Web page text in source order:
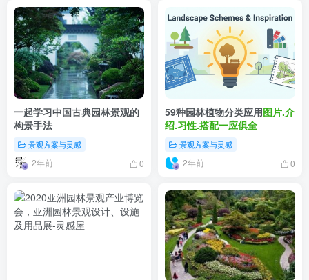
一起学习中国古典园林景观的
构景手法
景观方案与灵感
2年前 0
59种园林植物分类应用图片.介
绍.习性.搭配一应俱全
景观方案与灵感
2年前 0